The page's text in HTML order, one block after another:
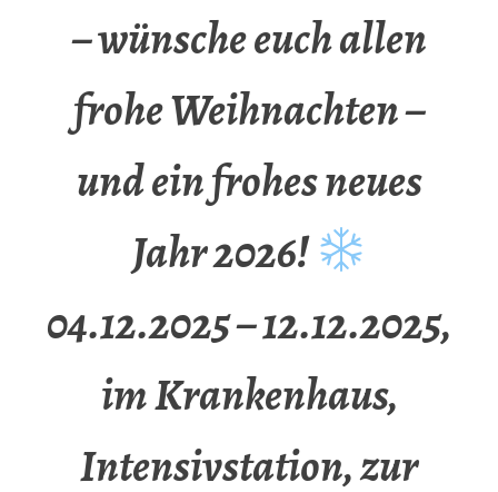
– wünsche euch allen
frohe Weihnachten –
und ein frohes neues
Jahr 2026!
04.12.2025 – 12.12.2025,
im Krankenhaus,
Intensivstation, zur